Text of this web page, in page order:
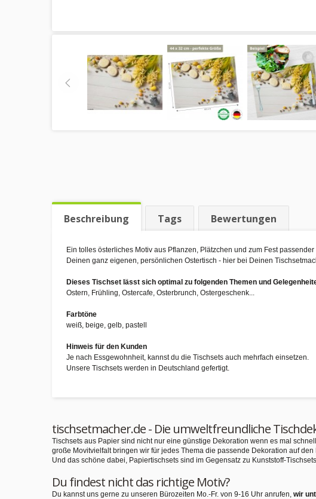
Beschreibung Tags Bewertungen
Ein tolles österliches Motiv aus Pflanzen, Plätzchen und zum Fest
Deinen ganz eigenen, persönlichen Ostertisch - hier bei Deinen
Dieses Tischset lässt sich optimal zu folgenden Themen und
Ostern, Frühling, Ostercafe, Osterbrunch, Ostergeschenk...
Farbtöne
weiß, beige, gelb, pastell
Hinweis für den Kunden
Je nach Essgewohnheit, kannst du die Tischsets auch mehrfach einsetzen.
Unsere Tischsets werden in Deutschland gefertigt.
tischsetmacher.de - Die umweltfreundliche
Tischsets aus Papier sind nicht nur eine günstige Dekoration wenn es mal
große Movitvielfalt bringen wir für jedes Thema die passende Dekoration auf den
Und das schöne dabei, Papiertischsets sind im Gegensatz zu Kunststoff-Tischsets
Du findest nicht das richtige Motiv?
Du kannst uns gerne zu unseren Bürozeiten Mo.-Fr. von 9-16 Uhr anrufen, wir